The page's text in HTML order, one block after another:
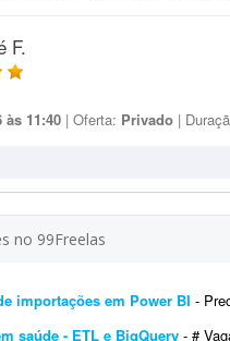
F.
às 11:40 | Oferta: Privado |
no 99Freelas
importações em Power BI -
saúde - ETL e BigQuery - # Vaga